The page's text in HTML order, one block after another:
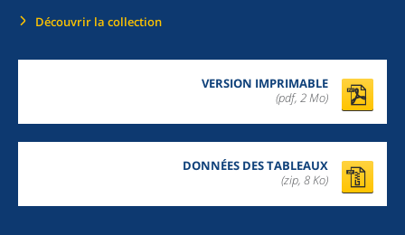
Découvrir la collection
VERSION IMPRIMABLE
(pdf, 2 Mo)
DONNÉES DES TABLEAUX
(zip, 8 Ko)